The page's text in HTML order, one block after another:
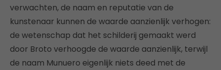
verwachten, de naam en reputatie van de
kunstenaar kunnen de waarde aanzienlijk verhogen:
de wetenschap dat het schilderij gemaakt werd
door Broto verhoogde de waarde aanzienlijk, terwijl
de naam Munuero eigenlijk niets deed met de